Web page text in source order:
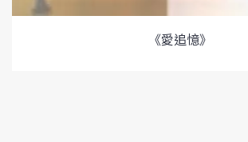
《愛追憶》